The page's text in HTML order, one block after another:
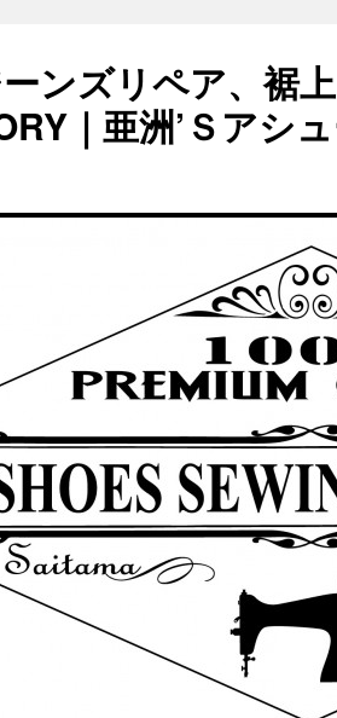
ンズリペア、裾
｜亜洲’Ｓアシ